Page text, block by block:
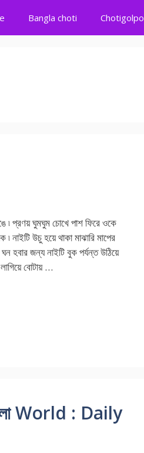
Bangla choti Chotigolpo
৷ প্রণয় ঘুমঘুম চোখে পাশ ফিরে ওকে
৷ নাইটি উচু হয়ে থাকা মাঝারি মাপের
হবার জন্য নাইটি বুক পর্যন্ত উঠিয়ে
বোটায় …
World : Daily